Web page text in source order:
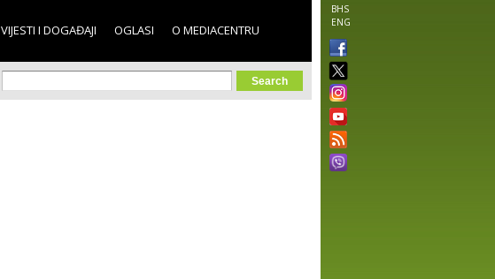
BHS
ENG
VIJESTI I DOGAĐAJI OGLASI O MEDIACENTRU
Search form
Search